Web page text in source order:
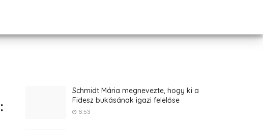
Schmidt Mária megnevezte, hogy ki a
Fidesz bukásának igazi felelőse
6:53